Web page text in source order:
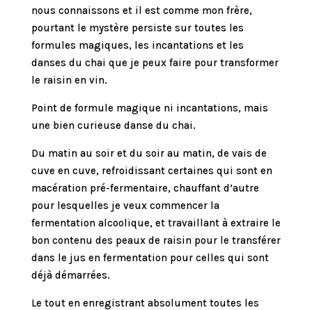
nous connaissons et il est comme mon frère,
pourtant le mystère persiste sur toutes les
formules magiques, les incantations et les
danses du chai que je peux faire pour transformer
le raisin en vin.
Point de formule magique ni incantations, mais
une bien curieuse danse du chai.
Du matin au soir et du soir au matin, de vais de
cuve en cuve, refroidissant certaines qui sont en
macération pré-fermentaire, chauffant d’autre
pour lesquelles je veux commencer la
fermentation alcoolique, et travaillant à extraire le
bon contenu des peaux de raisin pour le transférer
dans le jus en fermentation pour celles qui sont
déjà démarrées.
Le tout en enregistrant absolument toutes les